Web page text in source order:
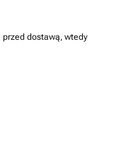
przed dostawą, wtedy